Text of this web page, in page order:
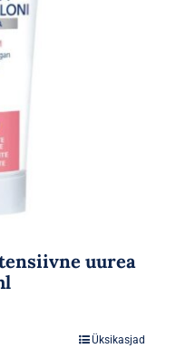
uurea
Üksikasjad